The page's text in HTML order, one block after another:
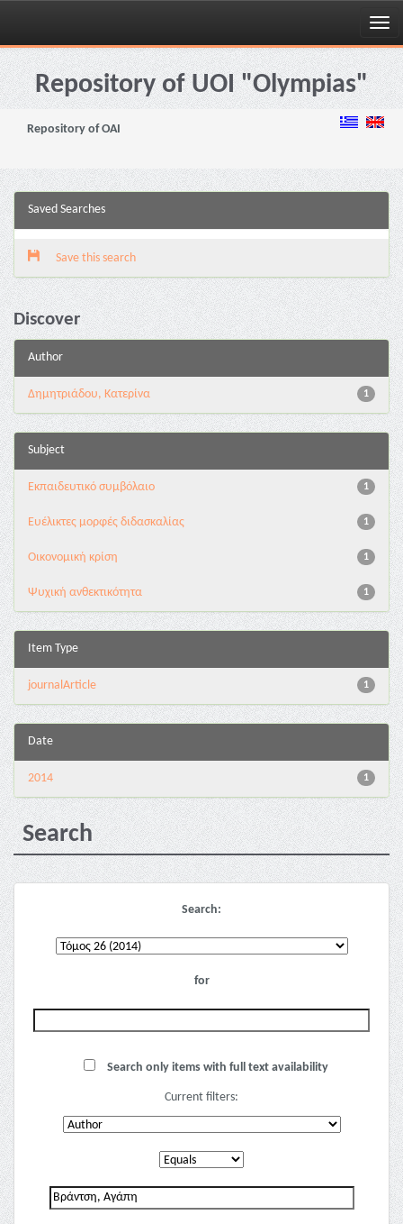
Skip
navigationRepository of UOI "Olympias"
Repository of OAI
Saved Searches
Save this search
Discover
Author
1
Δημητριάδου, Κατερίνα
Subject
1
Εκπαιδευτικό συμβόλαιο
1
Ευέλικτες μορφές διδασκαλίας
1
Οικονομική κρίση
1
Ψυχική ανθεκτικότητα
Item Type
1
journalArticle
Date
1
2014
Search
Search:
for
Search only items with full text availability
Current filters: